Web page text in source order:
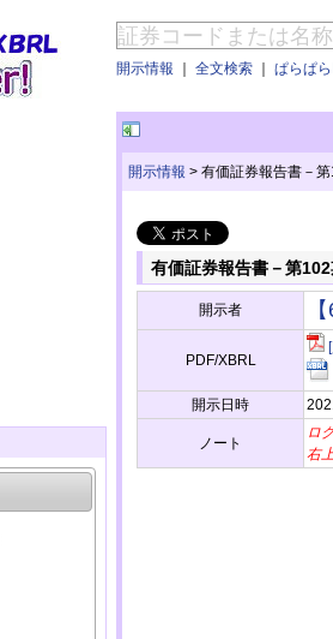
開示情報 ｜ 全文検索 ｜ ぱらぱ
開示情報 > 有価証券報告書－
有価証券報告書－第
開示者
PDF/XBRL
開示日時
ノート
ロ
右